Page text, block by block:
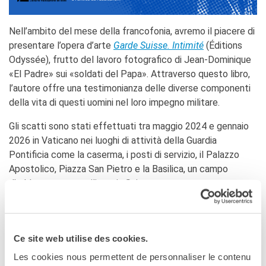
Ce site web utilise des cookies.
Les cookies nous permettent de personnaliser le contenu
Giubileo 2025
AFFITTO SPAZI
CHI SIAMO?
I nostri partners
BLOG
ARCHIVIO
CERCA
Nell’ambito del mese della francofonia, avremo il piacere di
presentare l’opera d’arte Garde Suisse. Intimité (Éditions
Odyssée), frutto del lavoro fotografico di Jean-Dominique
«El Padre» sui «soldati del Papa». Attraverso questo libro,
l’autore offre una testimonianza delle diverse componenti
della vita di questi uomini nel loro impegno militare.
Gli scatti sono stati effettuati tra maggio 2024 e gennaio
2026 in Vaticano nei luoghi di attività della Guardia
Pontificia come la caserma, i posti di servizio, il Palazzo
Apostolico, Piazza San Pietro e la Basilica, un campo
d’addestramento militare in Svizzera …
Questa opera inedita sulla vita della Guardia è costituita da
testi introduttivi di Fabrice Hadjadj, del colonnello